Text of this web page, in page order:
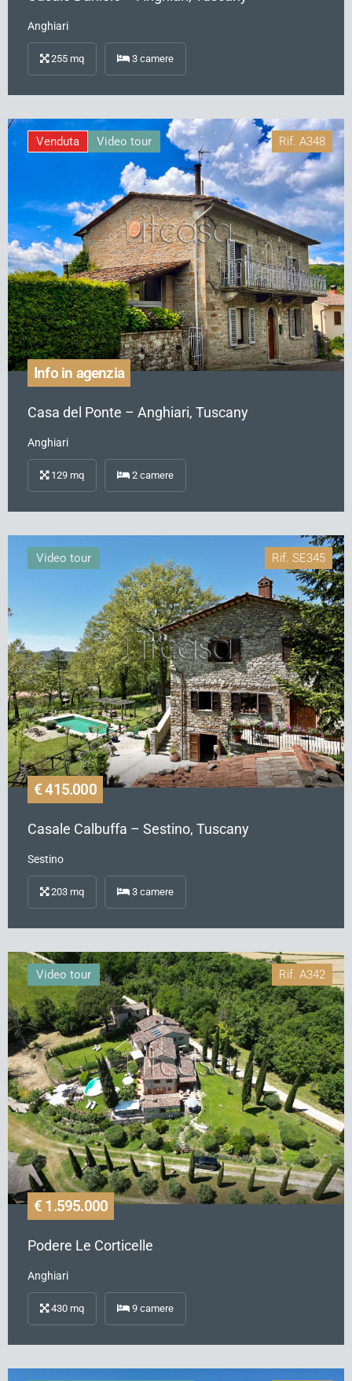
Anghiari
255 mq 3 camere
Venduta Video tour Rif. A348
Info in agenzia
Casa del Ponte – Anghiari, Tuscany
Anghiari
129 mq 2 camere
Video tour Rif. SE345
€ 415.000
Casale Calbuffa – Sestino, Tuscany
Sestino
203 mq 3 camere
Video tour Rif. A342
€ 1.595.000
Podere Le Corticelle
Anghiari
430 mq 9 camere